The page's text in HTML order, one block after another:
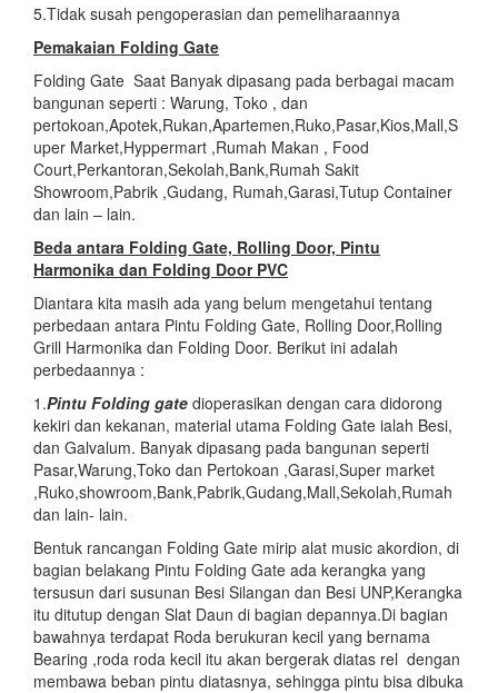
5.Tidak susah pengoperasian dan pemeliharaannya
Pemakaian Folding Gate
Folding Gate Saat Banyak dipasang pada berbagai macam
bangunan seperti : Warung, Toko , dan
pertokoan,Apotek,Rukan,Apartemen,Ruko,Pasar,Kios,Mall,S
uper Market,Hyppermart ,Rumah Makan , Food
Court,Perkantoran,Sekolah,Bank,Rumah Sakit
Showroom,Pabrik ,Gudang, Rumah,Garasi,Tutup Container
dan lain – lain.
Beda antara Folding Gate, Rolling Door, Pintu
Harmonika dan Folding Door PVC
Diantara kita masih ada yang belum mengetahui tentang
perbedaan antara Pintu Folding Gate, Rolling Door,Rolling
Grill Harmonika dan Folding Door. Berikut ini adalah
perbedaannya :
1.Pintu Folding gate dioperasikan dengan cara didorong
kekiri dan kekanan, material utama Folding Gate ialah Besi,
dan Galvalum. Banyak dipasang pada bangunan seperti
Pasar,Warung,Toko dan Pertokoan ,Garasi,Super market
,Ruko,showroom,Bank,Pabrik,Gudang,Mall,Sekolah,Rumah
dan lain- lain.
Bentuk rancangan Folding Gate mirip alat music akordion, di
bagian belakang Pintu Folding Gate ada kerangka yang
tersusun dari susunan Besi Silangan dan Besi UNP,Kerangka
itu ditutup dengan Slat Daun di bagian depannya.Di bagian
bawahnya terdapat Roda berukuran kecil yang bernama
Bearing ,roda roda kecil itu akan bergerak diatas rel dengan
membawa beban pintu diatasnya, sehingga pintu bisa dibuka